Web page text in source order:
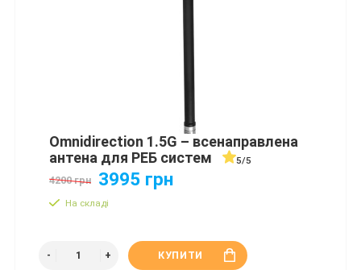
Omnidirection 1.5G – всенаправлена
антена для РЕБ систем
5/5
4200 грн 3995 грн
На складі
КУПИТИ